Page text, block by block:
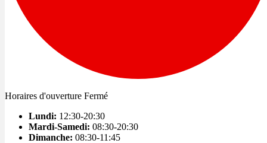
Horaires d'ouverture Fermé
Lundi: 12:30-20:30
Mardi-Samedi: 08:30-20:30
Dimanche: 08:30-11:45